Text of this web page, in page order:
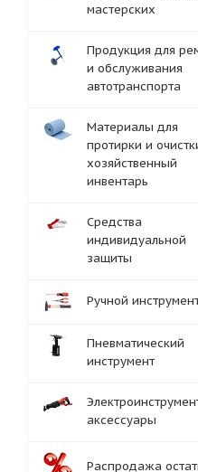
мастерских
Продукция для
и обслуживания
автотранспорта
Материалы для
протирки и
хозяйственный
инвентарь
Средства
индивидуальной
защиты
Ручной
Пневматический
инструмент
аксессуары
Распродажа